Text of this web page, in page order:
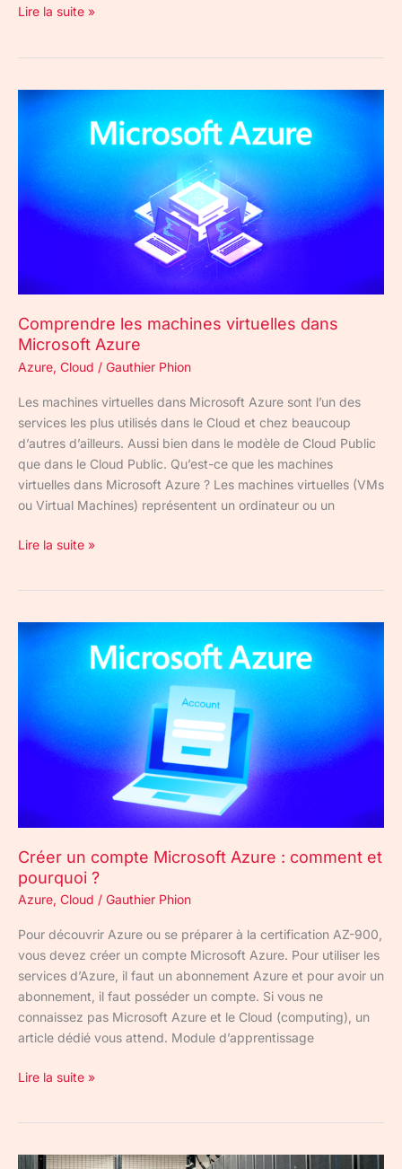
Lire la suite »
Comprendre les machines virtuelles dans
Microsoft Azure
Azure, Cloud / Gauthier Phion
Les machines virtuelles dans Microsoft Azure sont l’un des
services les plus utilisés dans le Cloud et chez beaucoup
d’autres d’ailleurs. Aussi bien dans le modèle de Cloud Public
que dans le Cloud Public. Qu’est-ce que les machines
virtuelles dans Microsoft Azure ? Les machines virtuelles (VMs
ou Virtual Machines) représentent un ordinateur ou un
Comprendre
dans
Microsoft
Azure
Lire la suite »
Créer un compte Microsoft Azure : comment et
pourquoi ?
Azure, Cloud / Gauthier Phion
Pour découvrir Azure ou se préparer à la certification AZ-900,
vous devez créer un compte Microsoft Azure. Pour utiliser les
services d’Azure, il faut un abonnement Azure et pour avoir un
abonnement, il faut posséder un compte. Si vous ne
connaissez pas Microsoft Azure et le Cloud (computing), un
article dédié vous attend. Module d’apprentissage
Créer
Azure
comment
Lire la suite »
Modèle